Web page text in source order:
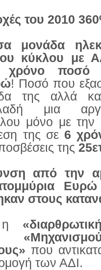
του 2010
μονάδα
κύκλου με
χρόνο
! Ποσό που
της αλλά και
μια
μόνο με την
της σε 6
της
από την
στους
η
που
των ΑΔΙ.